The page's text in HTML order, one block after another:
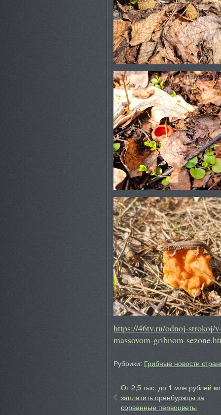
https://46tv.ru/odnoj-strokoj/
massovom-gribnom-
Рубрики: Грибные новости
От 2,5 тыс. до 1 млн рублей
заплатить оренбуржцы за
сорванные первоцветы